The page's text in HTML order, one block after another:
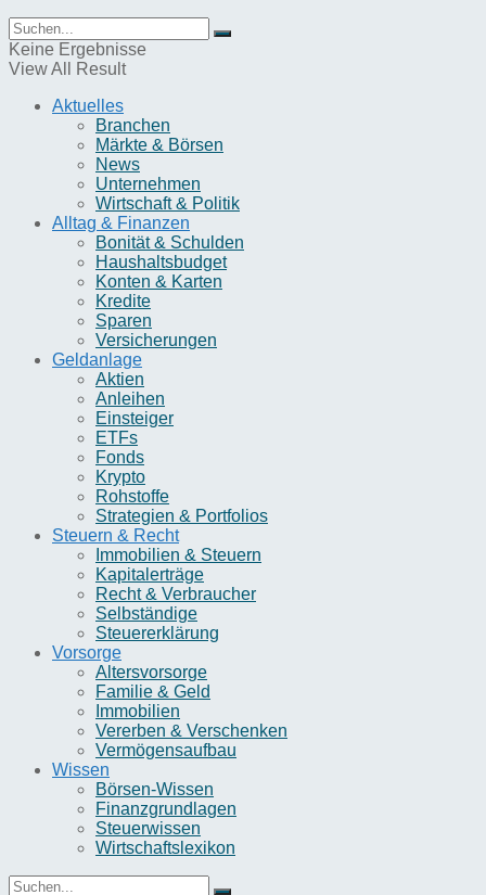
Keine Ergebnisse
View All Result
Aktuelles
Branchen
Märkte & Börsen
News
Unternehmen
Wirtschaft & Politik
Alltag & Finanzen
Bonität & Schulden
Haushaltsbudget
Konten & Karten
Kredite
Sparen
Versicherungen
Geldanlage
Aktien
Anleihen
Einsteiger
ETFs
Fonds
Krypto
Rohstoffe
Strategien & Portfolios
Steuern & Recht
Immobilien & Steuern
Kapitalerträge
Recht & Verbraucher
Selbständige
Steuererklärung
Vorsorge
Altersvorsorge
Familie & Geld
Immobilien
Vererben & Verschenken
Vermögensaufbau
Wissen
Börsen-Wissen
Finanzgrundlagen
Steuerwissen
Wirtschaftslexikon